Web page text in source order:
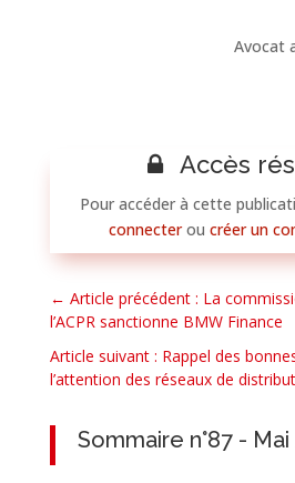
Avocat
Accès
Pour accéder à cette
connecteroucréer un
← Article précédent : La
l’ACPR sanctionne BMW Finance
Article suivant : Rappel des
l’attention des réseaux de
Sommaire n°87 -